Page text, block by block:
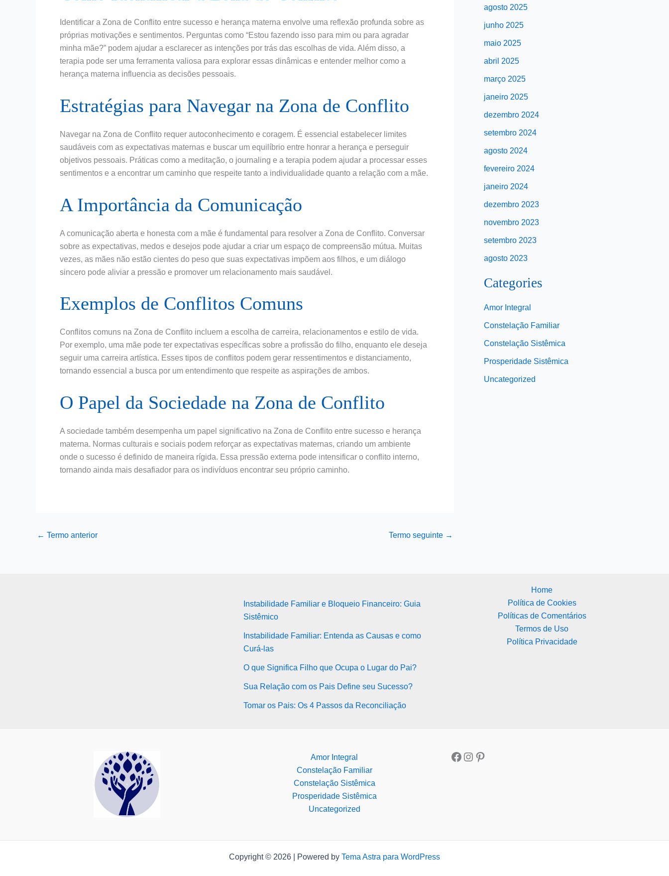
Identificar a Zona de Conflito entre sucesso e herança materna envolve uma reflexão profunda sobre as
próprias motivações e sentimentos. Perguntas como “Estou fazendo isso para mim ou para agradar
minha mãe?” podem ajudar a esclarecer as intenções por trás das escolhas de vida. Além disso, a
terapia pode ser uma ferramenta valiosa para explorar essas dinâmicas e entender melhor como a
herança materna influencia as decisões pessoais.
Estratégias para Navegar na Zona de Conflito
Navegar na Zona de Conflito requer autoconhecimento e coragem. É essencial estabelecer limites
saudáveis com as expectativas maternas e buscar um equilíbrio entre honrar a herança e perseguir
objetivos pessoais. Práticas como a meditação, o journaling e a terapia podem ajudar a processar esses
sentimentos e a encontrar um caminho que respeite tanto a individualidade quanto a relação com a mãe.
A Importância da Comunicação
A comunicação aberta e honesta com a mãe é fundamental para resolver a Zona de Conflito. Conversar
sobre as expectativas, medos e desejos pode ajudar a criar um espaço de compreensão mútua. Muitas
vezes, as mães não estão cientes do peso que suas expectativas impõem aos filhos, e um diálogo
sincero pode aliviar a pressão e promover um relacionamento mais saudável.
Exemplos de Conflitos Comuns
Conflitos comuns na Zona de Conflito incluem a escolha de carreira, relacionamentos e estilo de vida.
Por exemplo, uma mãe pode ter expectativas específicas sobre a profissão do filho, enquanto ele deseja
seguir uma carreira artística. Esses tipos de conflitos podem gerar ressentimentos e distanciamento,
tornando essencial a busca por um entendimento que respeite as aspirações de ambos.
O Papel da Sociedade na Zona de Conflito
A sociedade também desempenha um papel significativo na Zona de Conflito entre sucesso e herança
materna. Normas culturais e sociais podem reforçar as expectativas maternas, criando um ambiente
onde o sucesso é definido de maneira rígida. Essa pressão externa pode intensificar o conflito interno,
tornando ainda mais desafiador para os indivíduos encontrar seu próprio caminho.
← Termo anterior Termo seguinte →
agosto 2025
junho 2025
maio 2025
abril 2025
março 2025
janeiro 2025
dezembro 2024
setembro 2024
agosto 2024
fevereiro 2024
janeiro 2024
dezembro 2023
novembro 2023
setembro 2023
agosto 2023
Categories
Amor Integral
Constelação Familiar
Constelação Sistêmica
Prosperidade Sistêmica
Uncategorized
Instabilidade Familiar e Bloqueio Financeiro: Guia
Sistêmico
Instabilidade Familiar: Entenda as Causas e como
Curá-las
O que Significa Filho que Ocupa o Lugar do Pai?
Sua Relação com os Pais Define seu Sucesso?
Tomar os Pais: Os 4 Passos da Reconciliação
Home
Política de Cookies
Políticas de Comentários
Termos de Uso
Política Privacidade
Amor Integral
Constelação Familiar
Constelação Sistêmica
Prosperidade Sistêmica
Uncategorized
Copyright © 2026 | Powered by Tema Astra para WordPress